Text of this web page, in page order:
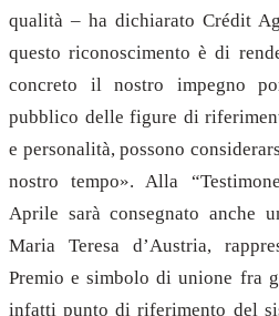
qualità – ha dichiarato Crédit
questo riconoscimento è di
concreto il nostro impegno
pubblico delle figure di
e personalità, possono
nostro tempo». Alla
Aprile sarà consegnato anche
Maria Teresa d’Austria,
Premio e simbolo di unione fra
infatti punto di riferimento del